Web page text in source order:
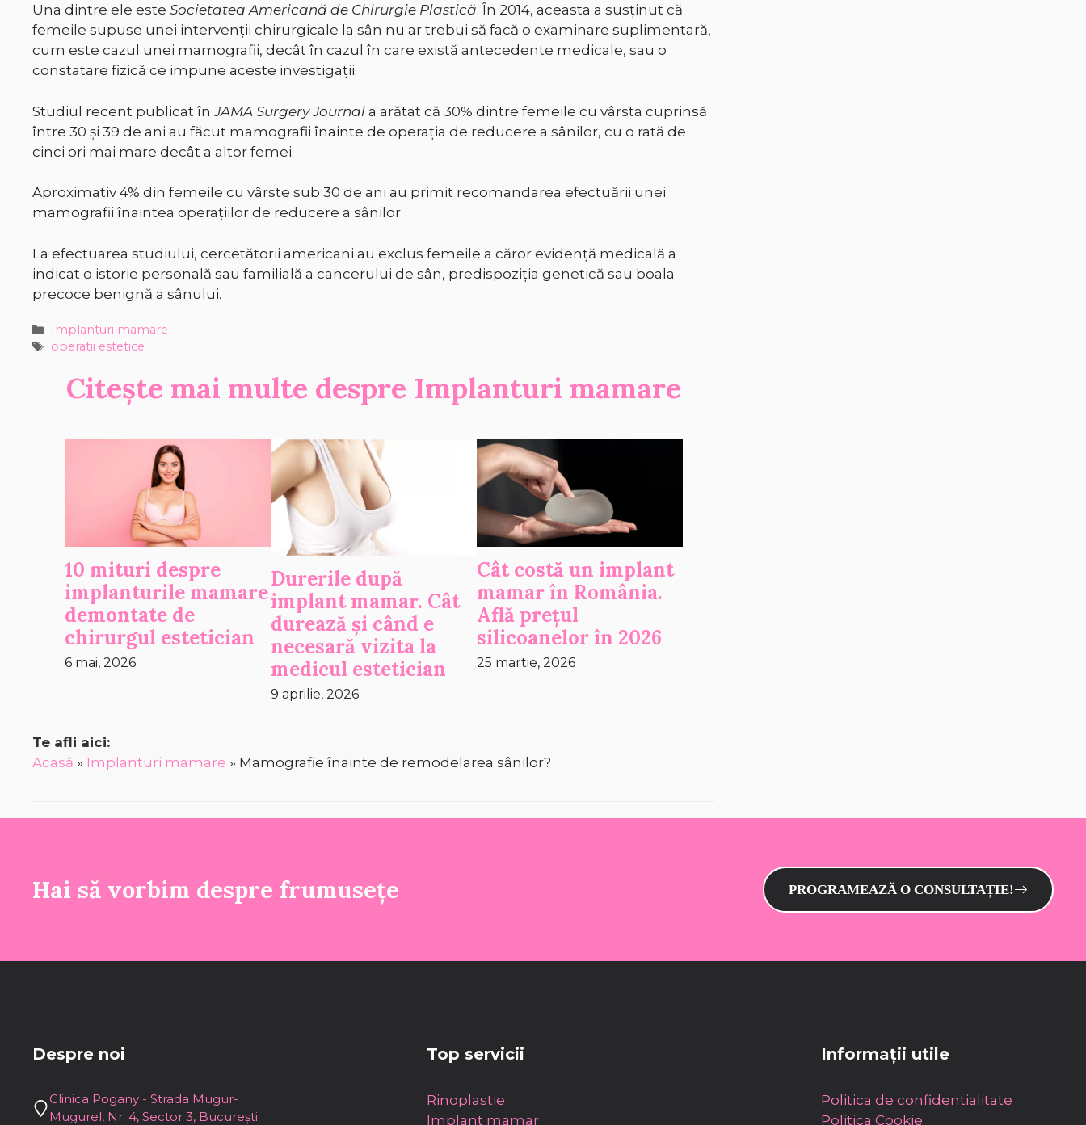
Una dintre ele este Societatea Americană de Chirurgie Plastică. În 2014, aceasta a susținut că
femeile supuse unei intervenții chirurgicale la sân nu ar trebui să facă o examinare suplimentară,
cum este cazul unei mamografii, decât în cazul în care există antecedente medicale, sau o
constatare fizică ce impune aceste investigații.
Studiul recent publicat înJAMA Surgery Journal a arătat că 30% dintre femeile cu vârsta cuprinsă
între 30 și 39 de ani au făcut mamografii înainte de operația de reducere a sânilor, cu o rată de
cinci ori mai mare decât a altor femei.
Aproximativ 4% din femeile cu vârste sub 30 de ani au primit recomandarea efectuării unei
mamografii înaintea operațiilor de reducere a sânilor.
La efectuarea studiului, cercetătorii americani au exclus femeile a căror evidență medicală a
indicat o istorie personală sau familială a cancerului de sân, predispoziția genetică sau boala
precoce benignă a sânului.
Categorii
Implanturi mamare
Etichete
operatii estetice
Citește mai multe despre Implanturi mamare
10 mituri despre
implanturile mamare
demontate de
chirurgul estetician
6 mai, 2026
Durerile după
implant mamar. Cât
durează și când e
necesară vizita la
medicul estetician
9 aprilie, 2026
Cât costă un implant
mamar în România.
Află prețul
silicoanelor în 2026
25 martie, 2026
Te afli aici:
Acasă » Implanturi mamare » Mamografie înainte de remodelarea sânilor?
Hai să vorbim despre frumusețe PROGRAMEAZĂ O CONSULTAȚIE!
Despre noi
Clinica Pogany - Strada Mugur-
Mugurel, Nr. 4, Sector 3, București.
Top servicii
Rinoplastie
Implant mamar
Informații utile
Politica de confidentialitate
Politica Cookie